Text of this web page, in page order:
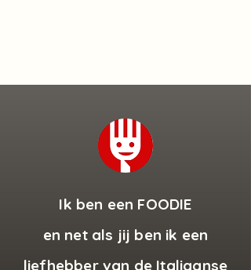
Ik ben een FOODIE
en net als jij ben ik een
liefhebber van de Italiaanse